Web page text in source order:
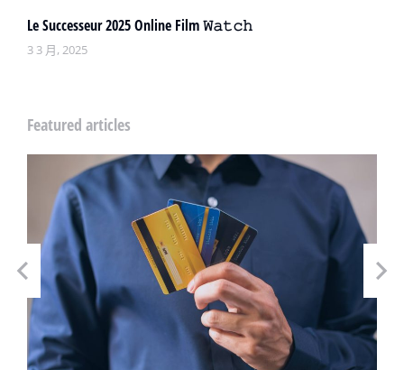
Le Successeur 2025 Online Film 𝚆𝚊𝚝𝚌𝚑
3 3 月, 2025
Featured articles